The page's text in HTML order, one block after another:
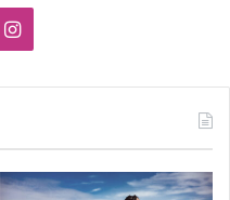
I